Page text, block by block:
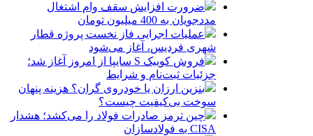
ضرورت افزایش سقف وام اشتغال
مددجویان به 400 میلیون تومان
عملیات اجرایی فاز نخست پروژه قطار
شهری فردیس، آغاز می‌شود
فروش کوییک S سایپا از امروز آغاز شد؛
جزئیات ثبت‌نام و شرایط
بنزین ارزان یا خودروی گران؟ هزینه پنهان
سوخت بی‌کیفیت چیست؟
چین ترمز صادرات فولاد را می‌کشد؛ هشدار
CISA به فولادسازان